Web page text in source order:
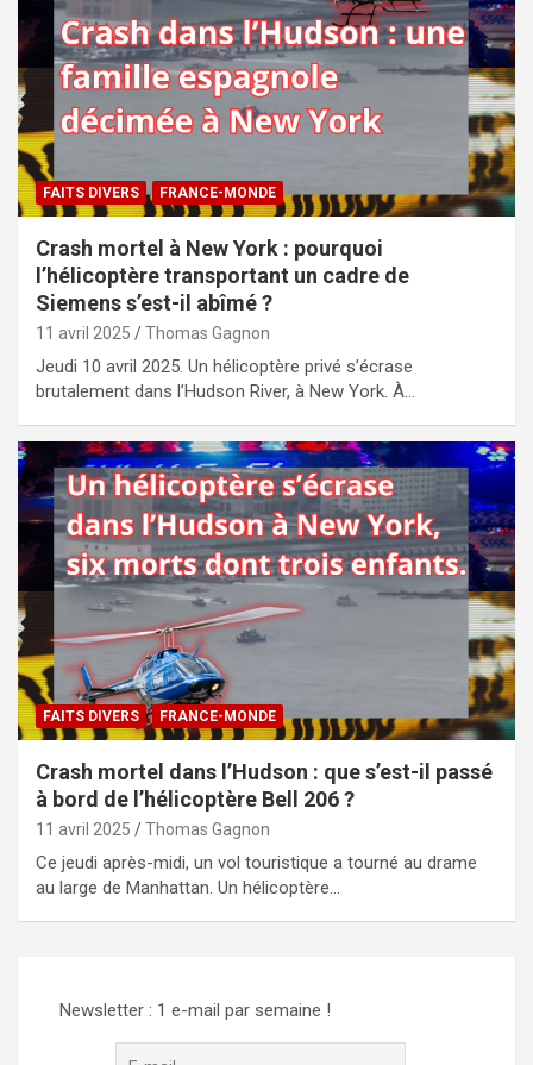
FAITS DIVERS FRANCE-MONDE
Crash mortel à New York : pourquoi
l’hélicoptère transportant un cadre de
Siemens s’est-il abîmé ?
11 avril 2025 Thomas Gagnon
Jeudi 10 avril 2025. Un hélicoptère privé s’écrase
brutalement dans l’Hudson River, à New York. À…
FAITS DIVERS FRANCE-MONDE
Crash mortel dans l’Hudson : que s’est-il passé
à bord de l’hélicoptère Bell 206 ?
11 avril 2025 Thomas Gagnon
Ce jeudi après-midi, un vol touristique a tourné au drame
au large de Manhattan. Un hélicoptère…
Newsletter : 1 e-mail par semaine !